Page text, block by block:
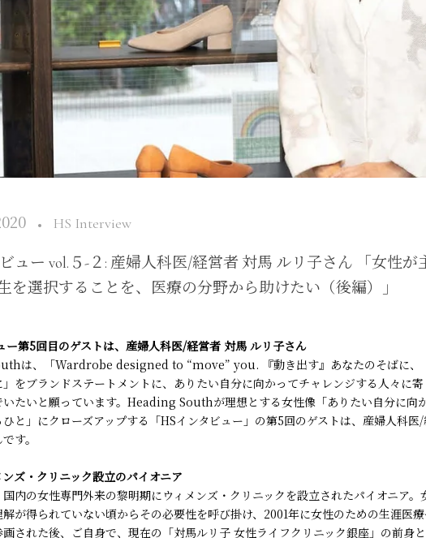
HS Interview
ュー vol.５-２: 産婦人科医/経営者 対馬 ルリ子さん 「女性が
を選択することを、医療の分野から助けたい（後編）」
ー第5回目のゲストは、産婦人科医/経営者 対馬 ルリ子さん
は、「Wardrobe designed to “move” you. 『動き出す』あなたのそばに、
をブランドステートメントに、ありたい自分に向かってチャレンジする人々に
いたいと願っています。Heading Southが理想とする女性像「ありたい自分に向
と」にクローズアップする「HSインタビュー」の第5回のゲストは、産婦人科医
す。
ズ・クリニック設立のパイオニア
内の女性専門外来の黎明期にウィメンズ・クリニックを設立されたパイオニア。
が得られていない頃からその必要性を呼び掛け、2001年に女性のための生涯医
された後、ご自身で、現在の「対馬ルリ子 女性ライフクリニック銀座」の前身